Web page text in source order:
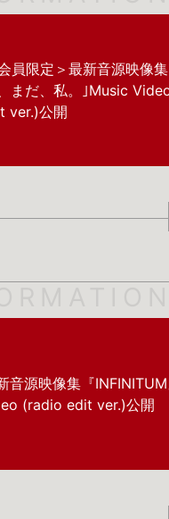
員限定＞最新音源映像集
まだ、私。｣Music
ver.)公開
音源映像集『
(radio edit ver.)公開